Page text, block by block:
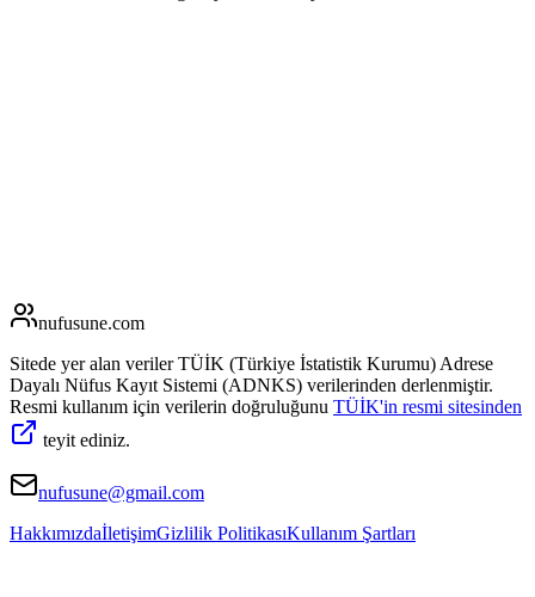
nufusune.com
Sitede yer alan veriler TÜİK (Türkiye İstatistik Kurumu) Adrese
Dayalı Nüfus Kayıt Sistemi (ADNKS) verilerinden derlenmiştir.
Resmi kullanım için verilerin doğruluğunu TÜİK'in resmi sitesinden
teyit ediniz.
nufusune@gmail.com
HakkımızdaİletişimGizlilik PolitikasıKullanım Şartları